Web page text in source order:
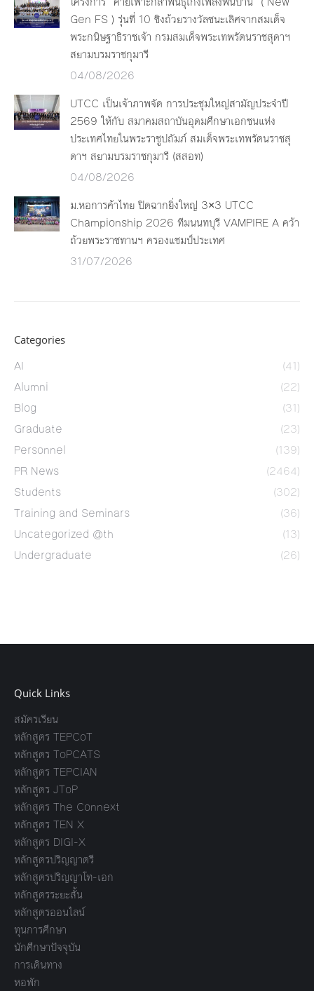
Gen FS ) รุ่นที่ 10 ชิงถ้วยรางวัลชนะเลิศจากสมเด็จ
พระกนิษฐาธิราชเจ้า กรมสมเด็จพระเทพรัตนราชสุดาฯ
สยามบรมราชกุมารี
04/08/2026
UTCC เป็นเจ้าภาพจัด การประชุมใหญ่สามัญประจำปี
2569 ให้กับ สมาคมสถาบันอุดมศึกษาเอกชนแห่ง
ประเทศไทยในพระราชูปถัมภ์ สมเด็จพระเทพรัตนราชสุ
ดาฯ สยามบรมราชกุมารี (สสอท)
04/08/2026
ม.หอการค้าไทย ปิดฉากยิ่งใหญ่ 3×3 UTCC
Championship 2026 ทีมนนทบุรี VAMPIRE A คว้า
ถ้วยพระราชทานฯ ครองแชมป์ประเทศ
31/07/2026
Categories
AI
(41)
Alumni
(22)
Blog
(31)
Graduate
(23)
Personnel
(139)
PR News
(2464)
Students
(302)
Training and Seminars
(36)
Uncategorized @th
(13)
Undergraduate
(26)
Quick Links
สมัครเรียน
หลักสูตร TEPCoT
หลักสูตร ToPCATS
หลักสูตร TEPCIAN
หลักสูตร JToP
หลักสูตร The Connext
หลักสูตร TEN X
หลักสูตร DIGI-X
หลักสูตรปริญญาตรี
หลักสูตรปริญญาโท-เอก
หลักสูตรระยะสั้น
หลักสูตรออนไลน์
ทุนการศึกษา
นักศึกษาปัจจุบัน
การเดินทาง
หอพัก